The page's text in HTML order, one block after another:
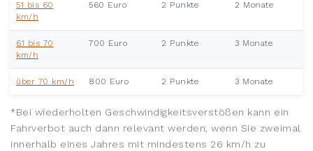
51 bis 60
km/h
560 Euro 2 Punkte 2 Monate
61 bis 70
km/h
700 Euro 2 Punkte 3 Monate
über 70 km/h 800 Euro 2 Punkte 3 Monate
*Bei wiederholten Geschwindigkeitsverstößen kann ein
Fahrverbot auch dann relevant werden, wenn Sie zweimal
innerhalb eines Jahres mit mindestens 26 km/h zu